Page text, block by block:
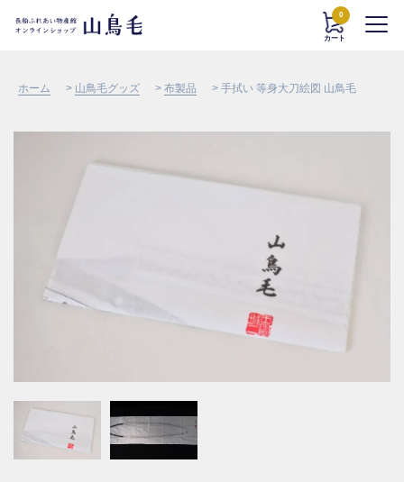
カート
0
ホーム > 山鳥毛グッズ > 布製品 > 手拭い 等身大刀絵図 山鳥毛